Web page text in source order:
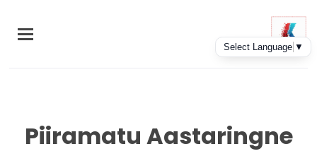
main
Piiramatu Aastaringne